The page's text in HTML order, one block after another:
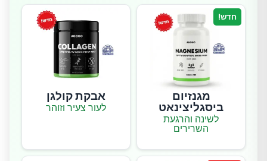
חדש!
מגנזיום
ביסגליצינאט
לשינה והרגעת
השרירים
אבקת קולגן
לעור צעיר וזוהר